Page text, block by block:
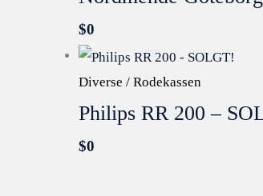
$0
Diverse / Rodekassen
Philips RR 200 –
$0